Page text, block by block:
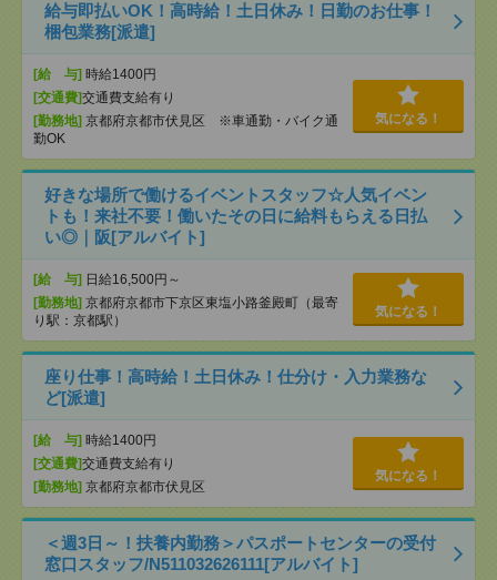
給与即払いOK！高時給！土日休み！日勤のお仕事！
梱包業務[派遣]
[給 与] 時給1400円
[交通費]交通費支給有り
[勤務地] 京都府京都市伏見区 ※車通勤・バイク通
勤OK
気になる！
好きな場所で働けるイベントスタッフ☆人気イベン
トも！来社不要！働いたその日に給料もらえる日払
い◎｜阪[アルバイト]
[給 与] 日給16,500円～
[勤務地] 京都府京都市下京区東塩小路釜殿町（最寄
り駅：京都駅）
気になる！
座り仕事！高時給！土日休み！仕分け・入力業務な
ど[派遣]
[給 与] 時給1400円
[交通費]交通費支給有り
[勤務地] 京都府京都市伏見区
気になる！
＜週3日～！扶養内勤務＞パスポートセンターの受付
窓口スタッフ/N511032626111[アルバイト]